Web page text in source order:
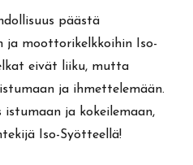
päästä
ja moottorikelkkoihin Iso-
eivät liiku, mutta
ja ihmettelemään.
istumaan ja kokeilemaan,
Iso-Syötteellä!